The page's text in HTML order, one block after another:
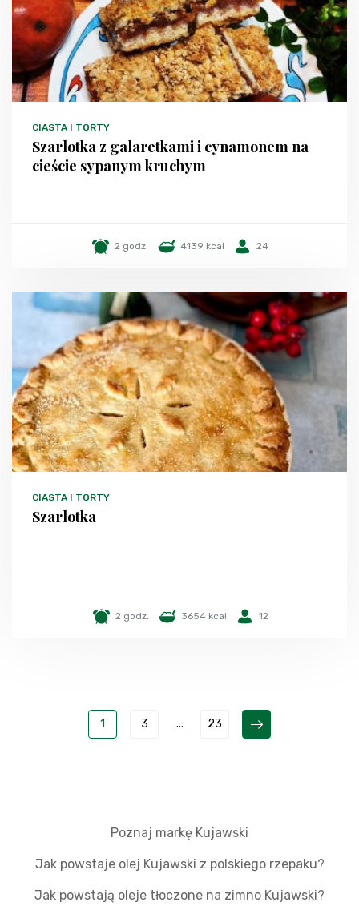
CIASTA I TORTY
Szarlotka z galaretkami i cynamonem na
cieście sypanym kruchym
2 godz. 4139 kcal 24
CIASTA I TORTY
Szarlotka
2 godz. 3654 kcal 12
1 3 ... 23
Poznaj markę Kujawski
Jak powstaje olej Kujawski z polskiego rzepaku?
Jak powstają oleje tłoczone na zimno Kujawski?